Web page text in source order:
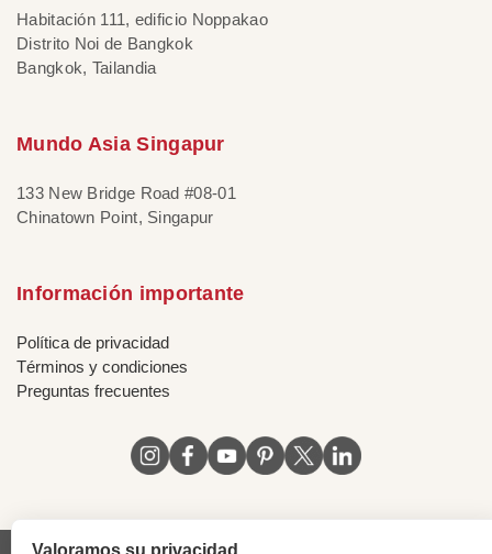
Habitación 111, edificio Noppakao
Distrito Noi de Bangkok
Bangkok, Tailandia
Mundo Asia Singapur
133 New Bridge Road #08-01
Chinatown Point, Singapur
Información importante
Política de privacidad
Términos y condiciones
Preguntas frecuentes
Valoramos su privacidad